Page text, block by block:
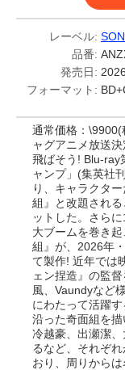
レーベル:
品番:
発売日:
フォーマット:
通常価格：
ャグアニメ放送
飛ばそう! Blu-ray
ャンプ」(集英社
り、キャラクタ
組』と改題され
ットした。さら
大ブームを巻き
組』が、2026年
て製作! 近年では
ェン捏造』の監
風、Vaundyなど
にわたって活躍
沿った奇面組を
冷越豪、出瀬潔
るなど、それぞ
おり、周りから